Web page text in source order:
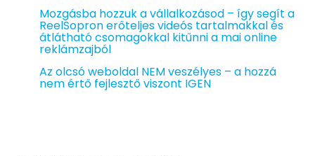
Mozgásba hozzuk a vállalkozásod – így segít a
ReelSopron erőteljes videós tartalmakkal és
átlátható csomagokkal kitűnni a mai online
reklámzajból
Az olcsó weboldal NEM veszélyes – a hozzá
nem értő fejlesztő viszont IGEN